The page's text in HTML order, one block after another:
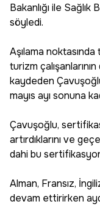
Bakanlığı ile Sağlık
söyledi.
Aşılama
turizm
kaydeden
mayıs ayı sonuna
Çavuşoğlu,
artırdıklarını ve
dahi bu
Alman, Fransız,
devam ettirirken